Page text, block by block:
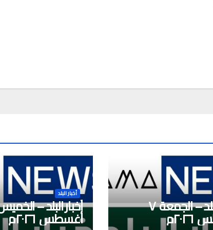
أخبار البلد – الجمعة ٧
أخبار البلد
أغسطس ٢٠٢٦م